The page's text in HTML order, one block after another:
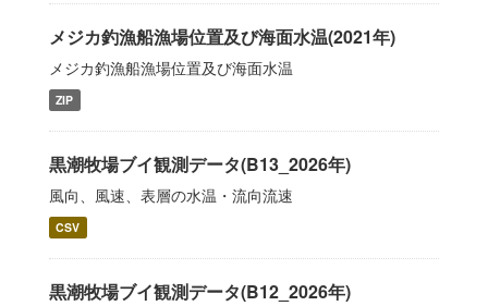
メジカ釣漁船漁場位置及び海面水温(2021年)
メジカ釣漁船漁場位置及び海面水温
ZIP
黒潮牧場ブイ観測データ(B13_2026年)
風向、風速、表層の水温・流向流速
CSV
黒潮牧場ブイ観測データ(B12_2026年)